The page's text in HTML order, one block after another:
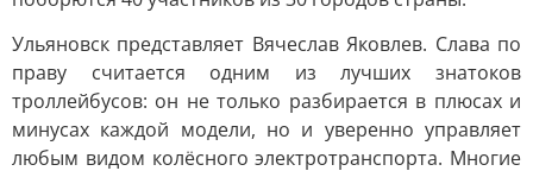
Ульяновск представляет Вячеслав Яковлев. Слава по
праву считается одним из лучших знатоков
троллейбусов: он не только разбирается в плюсах и
минусах каждой модели, но и уверенно управляет
любым видом колёсного электротранспорта. Многие